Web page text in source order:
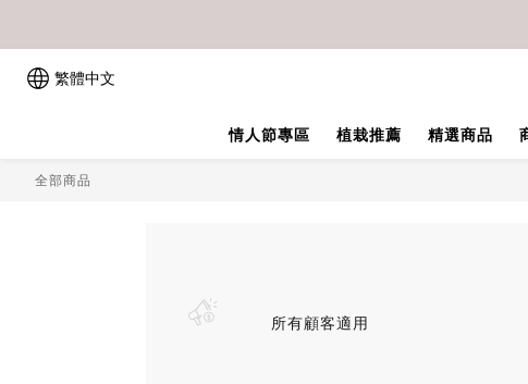
繁體中文
情人節專區 植栽推薦 精選商品
全部商品
所有顧客適用